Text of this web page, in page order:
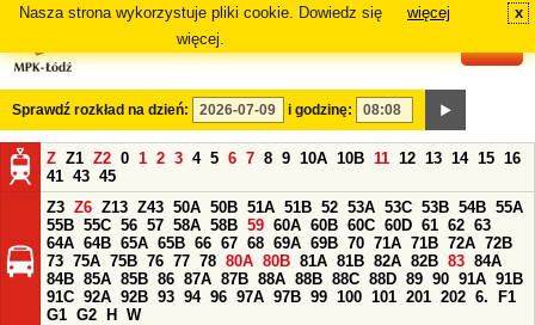
Nasza strona wykorzystuje pliki cookie. Dowiedz się
więcej.
więcej x
Sprawdź rozkład na dzień: i godzinę:
Z Z1 Z2 0 1 2 3 4 5 6 7 8 9 10A 10B 11 12 13 14 15 16
41 43 45
Z3 Z6 Z13 Z43 50A 50B 51A 51B 52 53A 53C 53B 54B 55A
55B 55C 56 57 58A 58B 59 60A 60B 60C 60D 61 62 63
64A 64B 65A 65B 66 67 68 69A 69B 70 71A 71B 72A 72B
73 75A 75B 76 77 78 80A 80B 81A 81B 82A 82B 83 84A
84B 85A 85B 86 87A 87B 88A 88B 88C 88D 89 90 91A 91B
91C 92A 92B 93 94 96 97A 97B 99 100 101 201 202 6.
F1
G1 G2 H
W